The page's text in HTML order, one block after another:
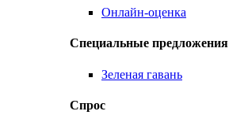
Онлайн-оценка
Специальные предложения
Зеленая гавань
Спрос